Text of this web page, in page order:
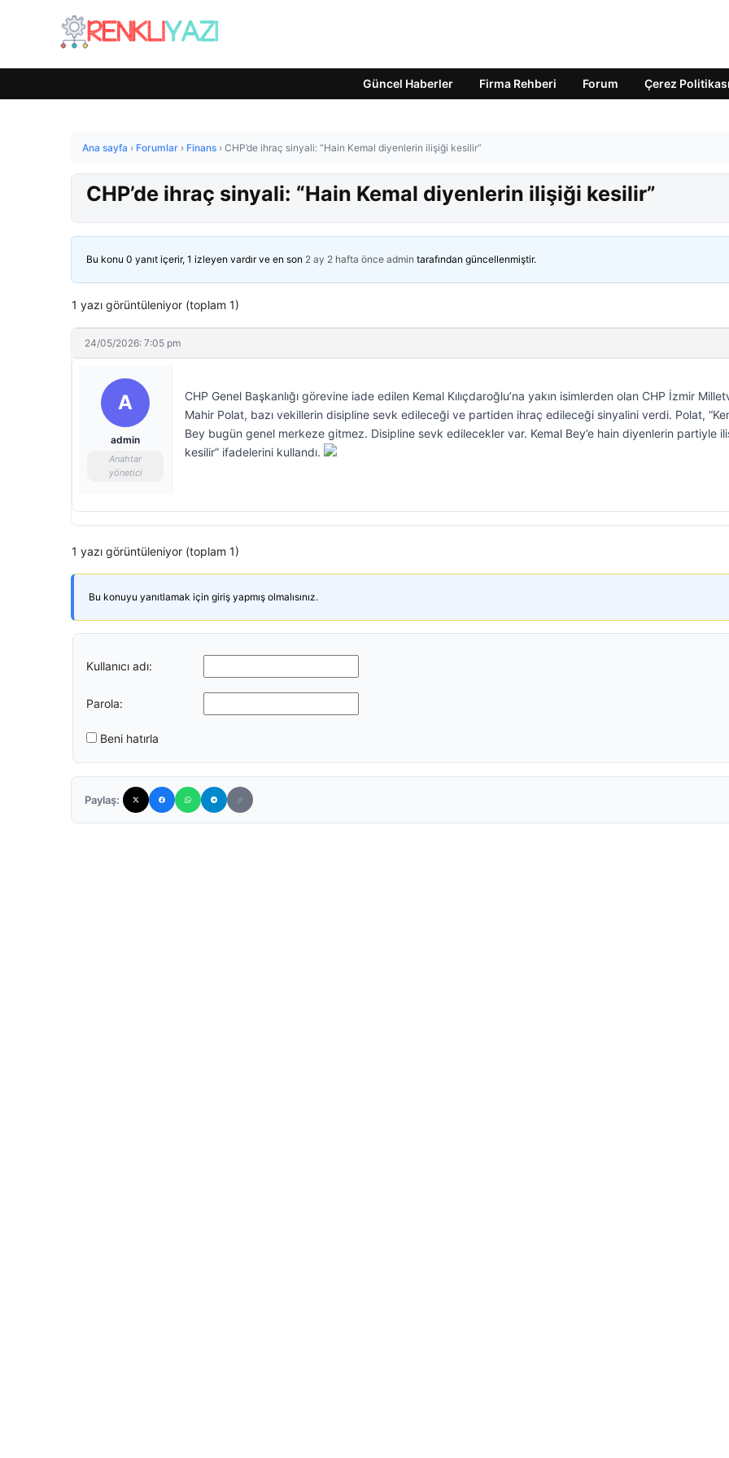
Güncel Haberler Firma Rehberi Forum Çerez Politikası
Ana sayfa › Forumlar › Finans › CHP’de ihraç sinyali: “Hain Kemal diyenlerin ilişiği kesilir”
CHP’de ihraç sinyali: “Hain Kemal diyenlerin ilişiği kesilir”
Bu konu 0 yanıt içerir, 1 izleyen vardır ve en son 2 ay 2 hafta önce admin tarafından güncellenmiştir.
1 yazı görüntüleniyor (toplam 1)
24/05/2026: 7:05 pm
A
admin
Anahtar
yönetici
CHP Genel Başkanlığı görevine iade edilen Kemal Kılıçdaroğlu’na yakın isimlerden olan CHP İzmir
Mahir Polat, bazı vekillerin disipline sevk edileceği ve partiden ihraç edileceği sinyalini verdi. Polat,
Bey bugün genel merkeze gitmez. Disipline sevk edilecekler var. Kemal Bey’e hain diyenlerin partiyle
kesilir” ifadelerini kullandı.
1 yazı görüntüleniyor (toplam 1)
Bu konuyu yanıtlamak için giriş yapmış olmalısınız.
Kullanıcı adı:
Parola:
Beni hatırla
Paylaş: